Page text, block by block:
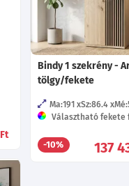
Ft
Bindy 1 szekrény -
tölgy/fekete
Ma:191 Sz:86.4
Választható fekete
-10% 137